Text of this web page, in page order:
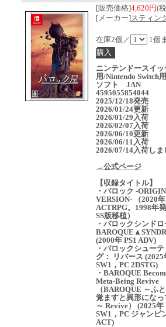
[販売価格]4,620円(
[メーカー]スティン
在庫2個／ 1個
ニンテンドースイッ
用/Nintendo Switch
ソフト JAN
4595055854044
2025/12/18発売
2026/01/24更新
2026/01/29入荷
2026/02/07入荷
2026/06/10更新
2026/06/11入荷
2026/07/14入荷しま
→公式ページ
【収録タイトル】
・バロック -
VERSION- （2020
ACTRPG。1998年
SS版移植）
・バロックシンド
(2000年 PS1 ADV)
・バロックシュー
グ： リバース (2025
SW1，PC 2DSTG)
・BAROQUE
Meta-Being Revive
（BAROQUE ～ふ
覚ますと異形になっ
～ Revive） (2025年
SW1，PC ジャンピ
ACT)